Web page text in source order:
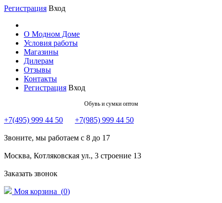
Регистрация Вход
О Модном Доме
Условия работы
Магазины
Дилерам
Отзывы
Контакты
Регистрация Вход
Обувь и сумки оптом
+7(495) 999 44 50 +7(985) 999 44 50
Звоните, мы работаем с 8 до 17
Москва, Котляковская ул., 3 строение 13
Заказать звонок
Моя корзина (0)